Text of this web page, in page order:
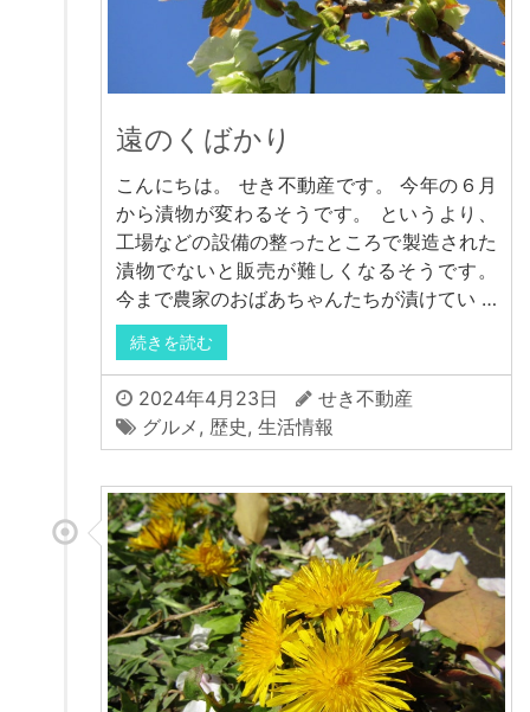
遠のくばかり
こんにちは。 せき不動産です。 今年の６月
から漬物が変わるそうです。 というより、
工場などの設備の整ったところで製造された
漬物でないと販売が難しくなるそうです。
今まで農家のおばあちゃんたちが漬けてい …
続きを読む
2024年4月23日
せき不動産
グルメ , 歴史, 生活情報